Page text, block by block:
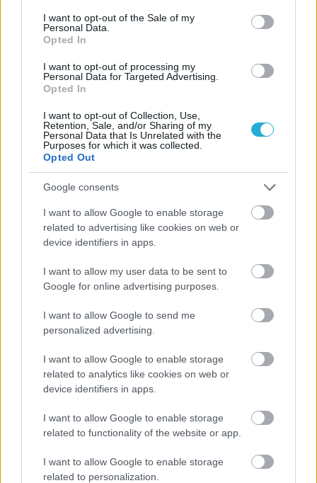
consent section.
I want to opt-out of the Sale of my
Personal Data.
Opted In
I want to opt-out of processing my
Personal Data for Targeted Advertising.
Opted In
I want to opt-out of Collection, Use,
Retention, Sale, and/or Sharing of my
Personal Data that Is Unrelated with the
Purposes for which it was collected.
Opted Out
Google consents
I want to allow Google to enable storage
related to advertising like cookies on web or
device identifiers in apps.
I want to allow my user data to be sent to
Google for online advertising purposes.
I want to allow Google to send me
personalized advertising.
I want to allow Google to enable storage
related to analytics like cookies on web or
device identifiers in apps.
I want to allow Google to enable storage
related to functionality of the website or app.
I want to allow Google to enable storage
related to personalization.
Αποχώρησαν Γκόμεζ, Χιμένεζ!
‘Εφυγαν από την Ελλάδα Γκόμεζ και Χιμένεζ. Τα δύο
βοήθησαν τα μέγιστα να κατακτήσει ο ΠΑΟΚ το πρώτο
νταμπλ της ιστορίας του, αποχώρησαν από τη Θεσσαλονίκη
για διαφορετικούς προορισμούς.
Α1 ΑΝΔΡΩΝ
Κουρνέτας: «Δικαίωση των κόπων μας η κούπα»
Έχοντας "αγκαλιά" την μονάκριβη, απαστράπτουσα,
ιστορική Κούπα του ΠΑΟΚ, ο πασαδόρος του Κυπελλούχου
Ελλάδας, Βασίλης Κουρνέτας μίλησε ως καλεσμένος της
χθεσινής εκπομπής των καναλιών Novasports "ΣΤΟ ΦΙΛΕ"
στον Παντελή Λώλη για την μεγάλη επιτυχία του ΠΑΟΚ,
για την πρώην του ομάδα τον Ολυμπιακό, τον Καλμαζίδη,
τους συμπαίκτες του αλλά και για την Εθνική ομάδα